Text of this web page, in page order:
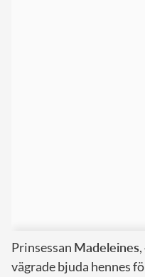
Prinsessan Madeleines
vägrade bjuda hennes